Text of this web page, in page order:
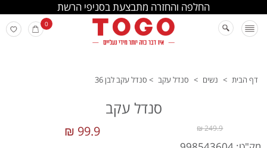
החלפה והחזרה מתבצעת בסניפי הרשת
0
דף הבית > נשים > סנדל עקב > סנדל עקב לבן 36
סנדל עקב
99.9 ₪ 249.9 ₪